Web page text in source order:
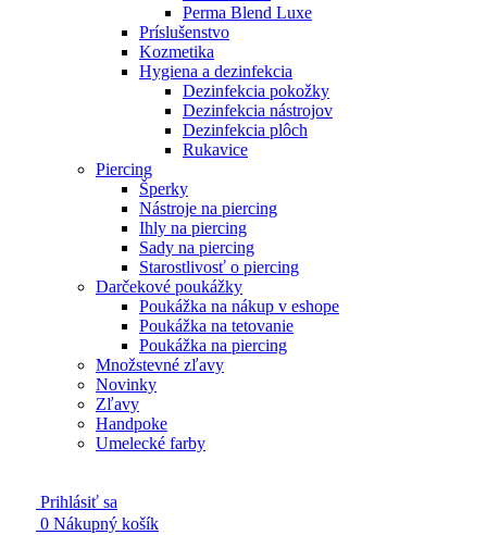
Perma Blend Luxe
Príslušenstvo
Kozmetika
Hygiena a dezinfekcia
Dezinfekcia pokožky
Dezinfekcia nástrojov
Dezinfekcia plôch
Rukavice
Piercing
Šperky
Nástroje na piercing
Ihly na piercing
Sady na piercing
Starostlivosť o piercing
Darčekové poukážky
Poukážka na nákup v eshope
Poukážka na tetovanie
Poukážka na piercing
Množstevné zľavy
Novinky
Zľavy
Handpoke
Umelecké farby
Prihlásiť sa
0 Nákupný košík